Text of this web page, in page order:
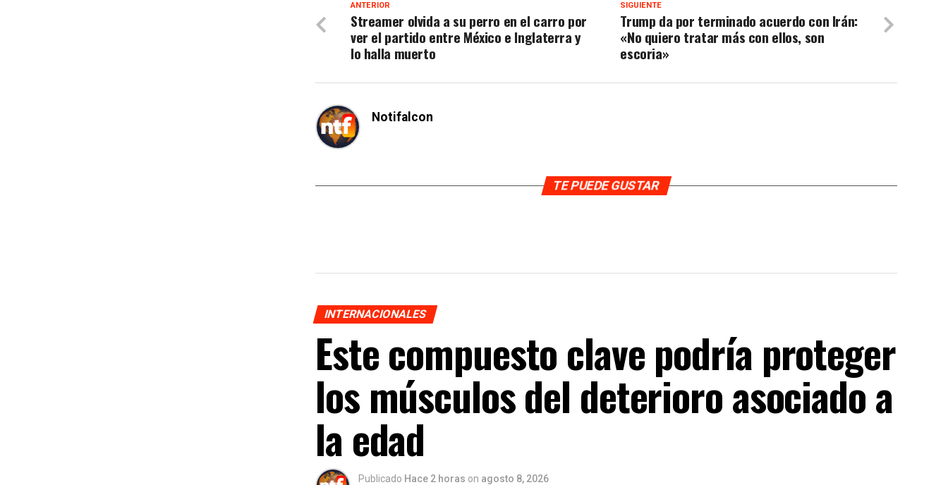
SIGUIENTE
Trump da por terminado acuerdo con Irán:
«No quiero tratar más con ellos, son
escoria»
ANTERIOR
Streamer olvida a su perro en el carro por
ver el partido entre México e Inglaterra y
lo halla muerto
Notifalcon
TE PUEDE GUSTAR
INTERNACIONALES
Este compuesto clave podría proteger
los músculos del deterioro asociado a
la edad
Publicado Hace 2 horas on agosto 8, 2026